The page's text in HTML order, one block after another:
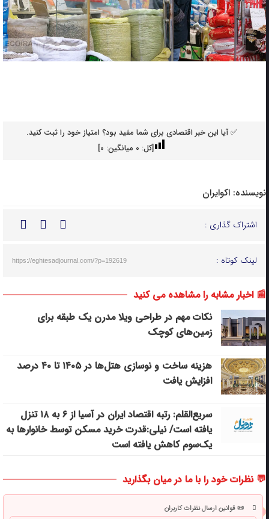
✅ آیا این خبر اقتصادی برای شما مفید بود؟ امتیاز خود را ثبت کنید.
[کل: 0میانگین: 0
]
نویسنده: اکوایران
اشتراک گذاری :
لینک کوتاه : https://eghtesadjournal.com/?p=192619
📰 اخبار مشابه را مشاهده می کنید
نکات مهم در طراحی ویلا مدرن یک طبقه برای
زمین‌های کوچک
هزینه ساخت و نوسازی هتل‌ها در ۱۴۰۵ تا ۴۰ درصد
افزایش یافت
سریع‌القلم: رتبه اقتصاد ایران در آسیا از ۶ به ۱۸ تنزل
یافته است/ نیلی:قدرت خرید مسکن توسط خانوارها به
یک‌سوم کاهش یافته است
💬 نظرات خود را با ما در میان بگذارید
📜 قوانین ارسال نظرات کاربران